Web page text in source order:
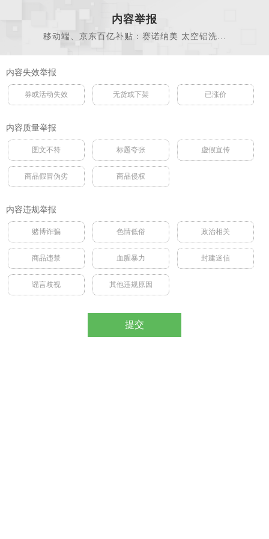
内容举报
移动端、京东百亿补贴：赛诺纳美 太空铝洗...
内容失效举报
券或活动失效 无货或下架 已涨价
内容质量举报
图文不符 标题夸张 虚假宣传
商品假冒伪劣 商品侵权
内容违规举报
赌博诈骗 色情低俗 政治相关
商品违禁 血腥暴力 封建迷信
谣言歧视 其他违规原因
提交